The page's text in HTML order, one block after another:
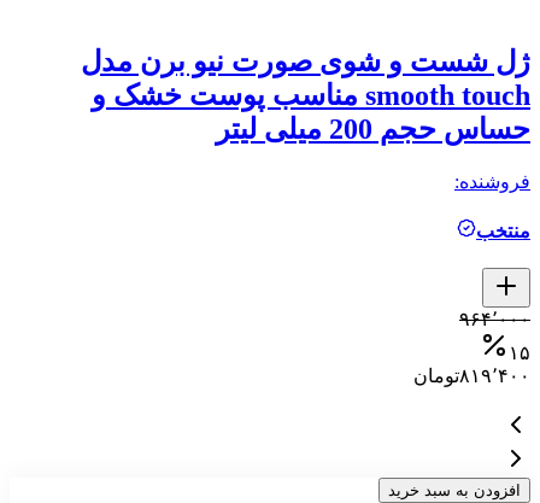
ژل شست و شوی صورت نیو برن مدل
smooth touch مناسب پوست خشک و
حساس حجم 200 میلی لیتر
فروشنده:
منتخب
۹۶۴٬۰۰۰
۱۵
۸۱۹٬۴۰۰تومان
افزودن به سبد خرید